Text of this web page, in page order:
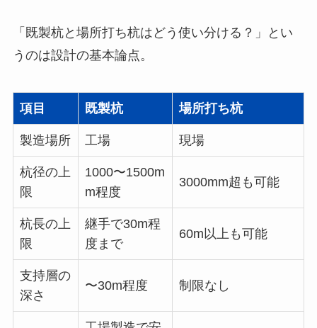
「既製杭と場所打ち杭はどう使い分ける？」とい
うのは設計の基本論点。
項目 既製杭 場所打ち杭
製造場所 工場 現場
杭径の上
限
1000〜1500m
m程度
3000mm超も可能
杭長の上
限
継手で30m程
度まで
60m以上も可能
支持層の
深さ
〜30m程度 制限なし